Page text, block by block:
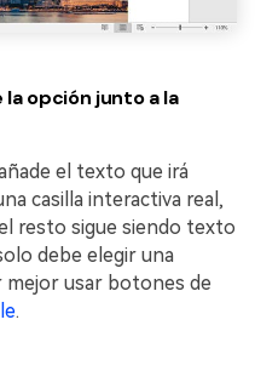
opción junto a la
el texto que irá
casilla interactiva real,
resto sigue siendo texto
debe elegir una
mejor usar botones de
.